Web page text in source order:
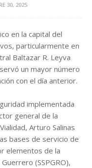
30, 2025
en la capital del
particularmente en
Baltazar R. Leyva
un mayor número
con el día anterior.
implementada
general de la
Arturo Salinas
bases de servicio de
elementos de la
(SSPGRO),